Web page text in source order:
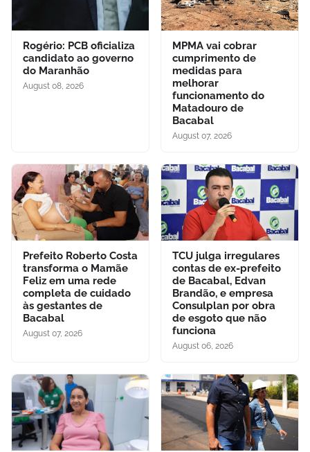
Rogério: PCB oficializa
candidato ao governo
do Maranhão
August 08, 2026
MPMA vai cobrar
cumprimento de
medidas para
melhorar
funcionamento do
Matadouro de
Bacabal
August 07, 2026
Prefeito Roberto Costa
transforma o Mamãe
Feliz em uma rede
completa de cuidado
às gestantes de
Bacabal
August 07, 2026
TCU julga irregulares
contas de ex-prefeito
de Bacabal, Edvan
Brandão, e empresa
Consulplan por obra
de esgoto que não
funciona
August 06, 2026